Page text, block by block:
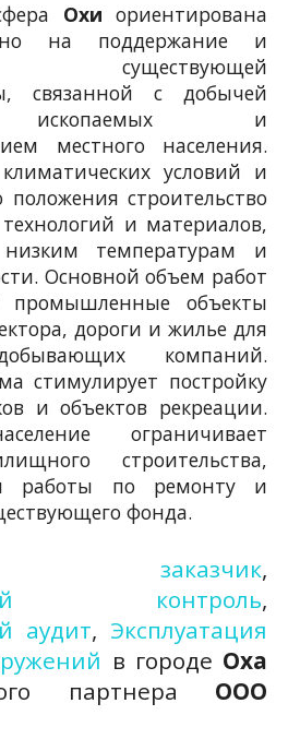
Охи ориентирована
на поддержание и
существующей
связанной с добычей
ископаемых и
местного населения.
условий и
положения строительство
и материалов,
температурам и
Основной объем работ
промышленные объекты
дороги и жилье для
компаний.
стимулирует постройку
и объектов рекреации.
ограничивает
строительства,
работы по ремонту и
фонда.
заказчик,
контроль,
аудит, Эксплуатация
в городе Оха
партнера ООО